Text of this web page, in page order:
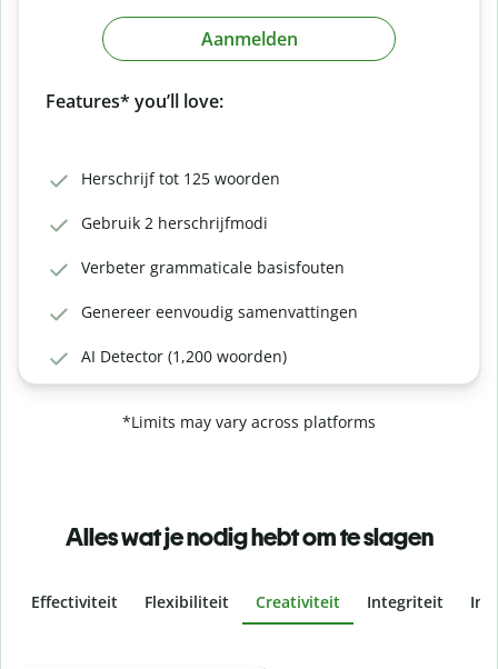
Aanmelden
Features* you’ll love:
Herschrijf tot 125 woorden
Gebruik 2 herschrijfmodi
Verbeter grammaticale basisfouten
Genereer eenvoudig samenvattingen
AI Detector (1,200 woorden)
*Limits may vary across platforms
Alles wat je nodig hebt om te slagen
Effectiviteit Flexibiliteit Creativiteit Integriteit